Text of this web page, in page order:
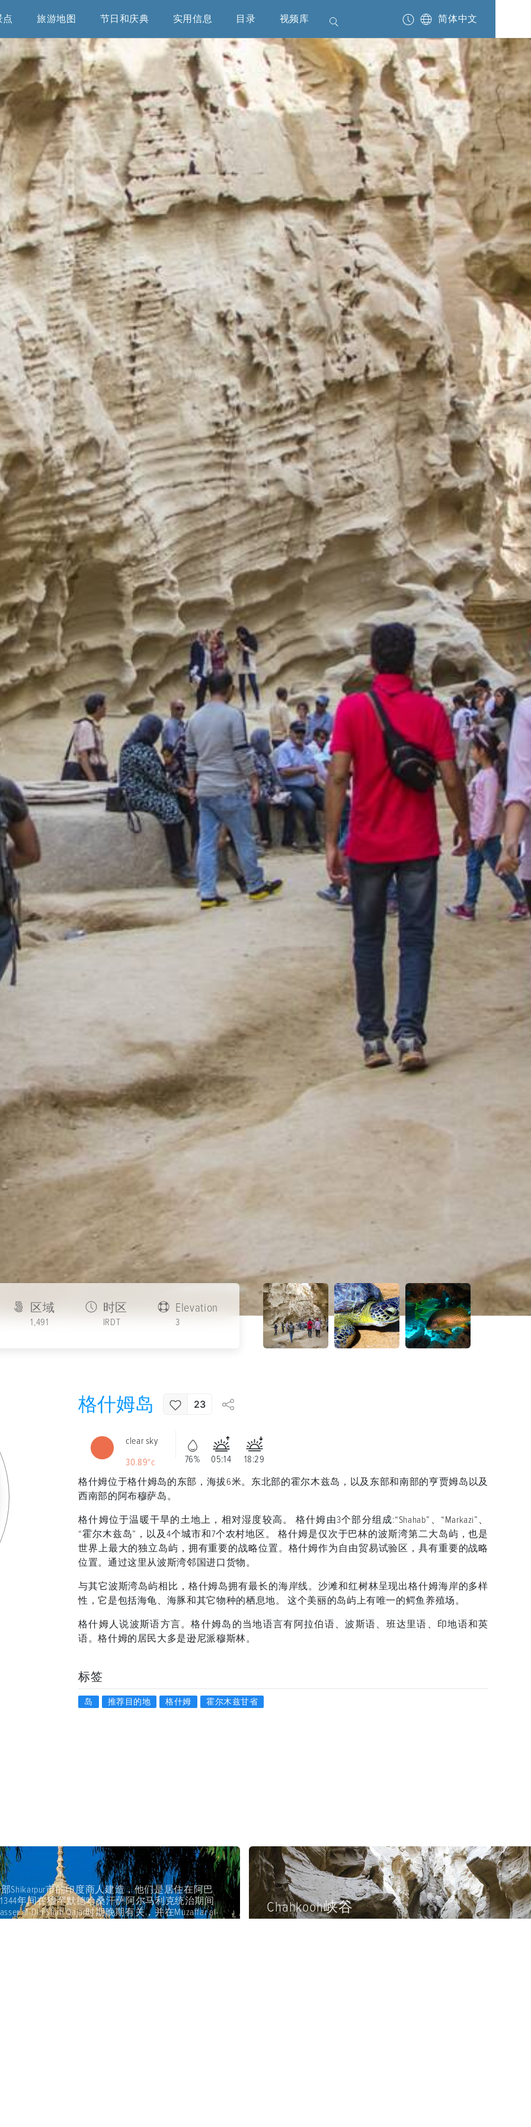
点 旅游地图 节日和庆典 实用信息 目录 视频库 简体中文
区域
1,491
时区
IRDT
Elevation
3
格什姆岛 23
clear sky
30.89°c
76% 05:14
18:29
格什姆位于格什姆岛的东部，海拔6米。东北部的霍尔木兹岛，以及东部和南部的亨贾姆岛以及
西南部的阿布穆萨岛。
格什姆位于温暖干旱的土地上，相对湿度较高。 格什姆由3个部分组成:“Shahab”、“Markazi”、
“霍尔木兹岛”，以及4个城市和7个农村地区。 格什姆是仅次于巴林的波斯湾第二大岛屿，也是
世界上最大的独立岛屿，拥有重要的战略位置。格什姆作为自由贸易试验区，具有重要的战略
位置。通过这里从波斯湾邻国进口货物。
与其它波斯湾岛屿相比，格什姆岛拥有最长的海岸线。沙滩和红树林呈现出格什姆海岸的多样
性，它是包括海龟、海豚和其它物种的栖息地。 这个美丽的岛屿上有唯一的鳄鱼养殖场。
格什姆人说波斯语方言。格什姆岛的当地语言有阿拉伯语、波斯语、班达里语、印地语和英
语。格什姆的居民大多是逊尼派穆斯林。
标签
岛 推荐目的地 格什姆 霍尔木兹甘省
格什姆地质公园
地质公园是一个广阔的区域，公园有一些显著的地质现象。
（Qeshm Geopark）是一个纵向山脉，包括南部的海滩，东部